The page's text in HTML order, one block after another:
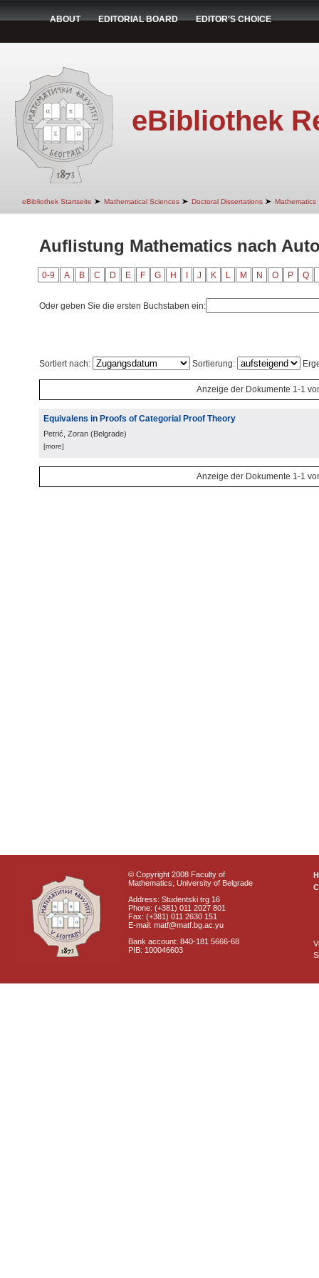
ABOUT EDITORIAL BOARD EDITOR'S CHOICE
eBibliothek
eBibliothek Startseite ➤ Mathematical Sciences ➤ Doctoral Dissertations ➤ Mathematics
Auflistung Mathematics nach
0-9 A B C D E F G H J K L M N O P Q
Oder geben Sie die ersten Buchstaben ein:
Sortiert nach: Sortierung:
Anzeige der Dokumente 1-1
Equivalens in Proofs of Categorial Proof Theory
Petrić, Zoran (Belgrade)
[more]
Anzeige der Dokumente 1-1
© Copyright 2008 Faculty of
Mathematics, University of Belgrade
Address: Studentski trg 16
Phone: (+381) 011 2027 801
Fax: (+381) 011 2630 151
E-mail: matf@matf.bg.ac.yu
Bank account: 840-181 5666-68
PIB: 100046603